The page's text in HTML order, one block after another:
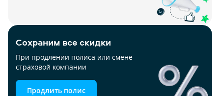
Сохраним все скидки
При продлении полиса или смене
страховой компании
Продлить полис